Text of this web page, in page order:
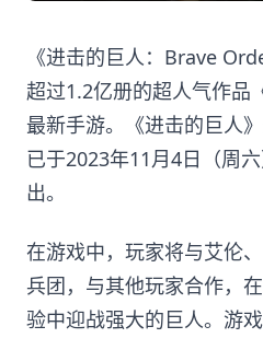
《进击的巨人：Brave
超过1.2亿册的超人气作品
最新手游。《进击的巨人
已于2023年11月4日（周
出。
在游戏中，玩家将与艾伦
兵团，与其他玩家合作，
验中迎战强大的巨人。游